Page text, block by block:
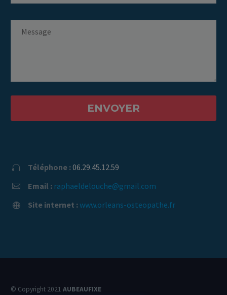

 Téléphone :06.29.45.12.59

 Email : raphaeldelouche@gmail.com

 Site internet :www.orleans-osteopathe.fr
© Copyright 2021 AUBEAUFIXE